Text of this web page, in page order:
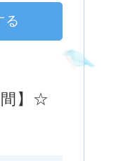
る
間】☆